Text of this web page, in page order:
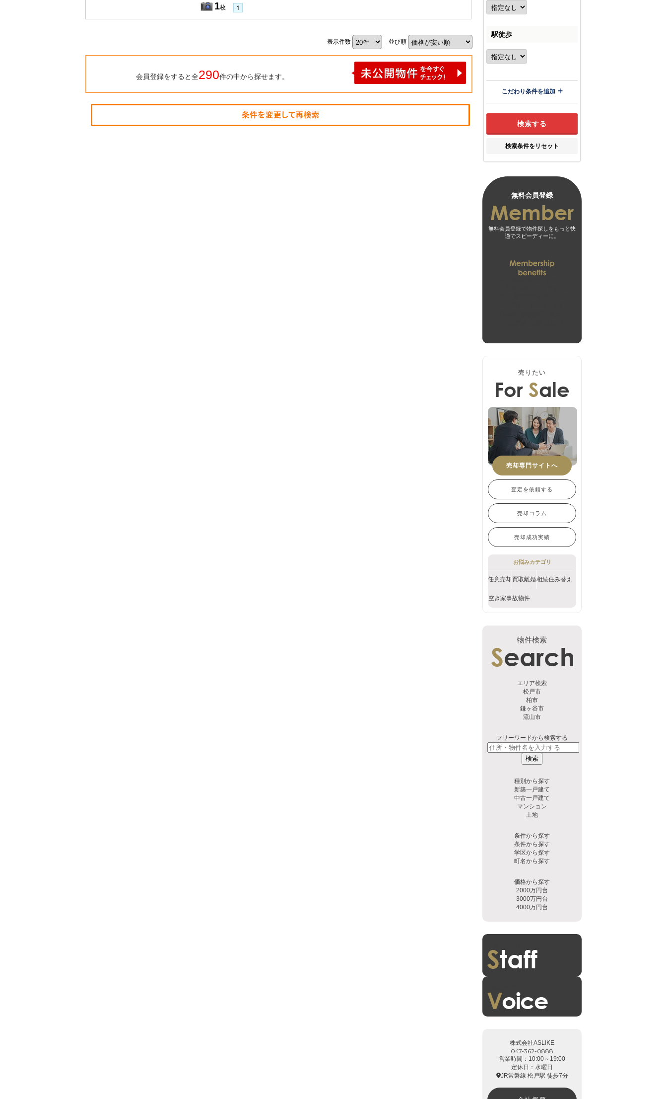
1枚
表示件数 並び順
会員登録をすると全290件の中から探せます。
駅徒歩
こだわり条件を追加
検索条件をリセット
無料会員登録
無料会員登録で物件探しをもっと快
適でスピーディーに。
売りたい
売却専門サイトへ
査定を依頼する
売却コラム
売却成功実績
お悩みカテゴリ
任意売却 買取離婚相続住み替え
空き家事故物件
物件検索
エリア検索
松戸市
柏市
鎌ヶ谷市
流山市
フリーワードから検索する
検索
種別から探す
新築一戸建て
中古一戸建て
マンション
土地
条件から探す
条件から探す
学区から探す
町名から探す
価格から探す
2000万円台
3000万円台
4000万円台
株式会社ASLIKE
047-362-0888
営業時間：10:00～19:00
定休日：水曜日
JR常磐線 松戸駅 徒歩7分